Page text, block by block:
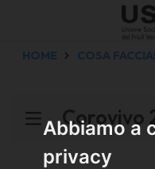
Abbiamo a
privacy
HOME COSA
Corovivo